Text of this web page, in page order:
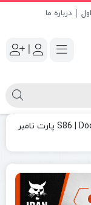
درباره ما
|
شیشه جلو بابکت S86 | Door Glass Bobcat S86 پارت نامبر